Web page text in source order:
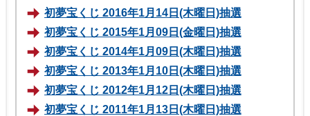
初夢宝くじ 2016年1月14日(木曜日)抽選
初夢宝くじ 2015年1月09日(金曜日)抽選
初夢宝くじ 2014年1月09日(木曜日)抽選
初夢宝くじ 2013年1月10日(木曜日)抽選
初夢宝くじ 2012年1月12日(木曜日)抽選
初夢宝くじ 2011年1月13日(木曜日)抽選